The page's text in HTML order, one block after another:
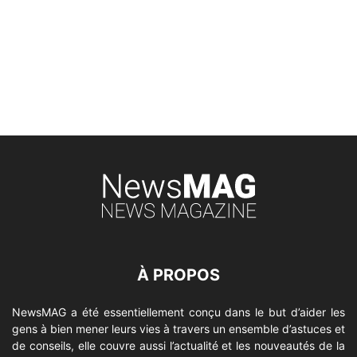
À PROPOS
NewsMAG a été essentiellement conçu dans le but d’aider les
gens à bien mener leurs vies à travers un ensemble d’astuces et
de conseils, elle couvre aussi l’actualité et les nouveautés de la